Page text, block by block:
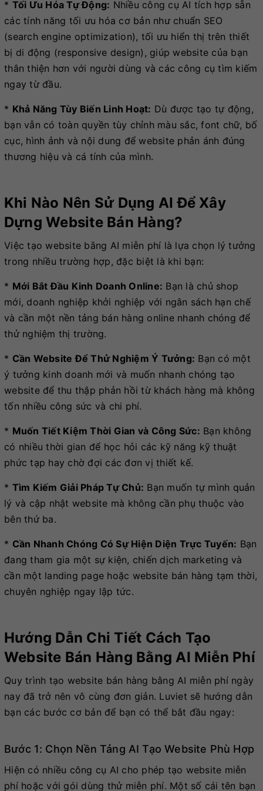
* Tối Ưu Hóa Tự Động: Nhiều công cụ AI tích hợp sẵn
các tính năng tối ưu hóa cơ bản như chuẩn SEO
(search engine optimization), tối ưu hiển thị trên thiết
bị di động (responsive design), giúp website của bạn
thân thiện hơn với người dùng và các công cụ tìm kiếm
ngay từ đầu.
* Khả Năng Tùy Biến Linh Hoạt: Dù được tạo tự động,
bạn vẫn có toàn quyền tùy chỉnh màu sắc, font chữ, bố
cục, hình ảnh và nội dung để website phản ánh đúng
thương hiệu và cá tính của mình.
Khi Nào Nên Sử Dụng AI Để Xây
Dựng Website Bán Hàng?
Việc tạo website bằng AI miễn phí là lựa chọn lý tưởng
trong nhiều trường hợp, đặc biệt là khi bạn:
* Mới Bắt Đầu Kinh Doanh Online: Bạn là chủ shop
mới, doanh nghiệp khởi nghiệp với ngân sách hạn chế
và cần một nền tảng bán hàng online nhanh chóng để
thử nghiệm thị trường.
* Cần Website Để Thử Nghiệm Ý Tưởng: Bạn có một
ý tưởng kinh doanh mới và muốn nhanh chóng tạo
website để thu thập phản hồi từ khách hàng mà không
tốn nhiều công sức và chi phí.
* Muốn Tiết Kiệm Thời Gian và Công Sức: Bạn không
có nhiều thời gian để học hỏi các kỹ năng kỹ thuật
phức tạp hay chờ đợi các đơn vị thiết kế.
* Tìm Kiếm Giải Pháp Tự Chủ: Bạn muốn tự mình quản
lý và cập nhật website mà không cần phụ thuộc vào
bên thứ ba.
* Cần Nhanh Chóng Có Sự Hiện Diện Trực Tuyến: Bạn
đang tham gia một sự kiện, chiến dịch marketing và
cần một landing page hoặc website bán hàng tạm thời,
chuyên nghiệp ngay lập tức.
Hướng Dẫn Chi Tiết Cách Tạo
Website Bán Hàng Bằng AI Miễn Phí
Quy trình tạo website bán hàng bằng AI miễn phí ngày
nay đã trở nên vô cùng đơn giản. Luviet sẽ hướng dẫn
bạn các bước cơ bản để bạn có thể bắt đầu ngay:
Bước 1: Chọn Nền Tảng AI Tạo Website Phù Hợp
Hiện có nhiều công cụ AI cho phép tạo website miễn
phí hoặc với gói dùng thử miễn phí. Một số cái tên bạn